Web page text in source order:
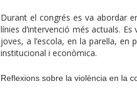
Durant el congrés es va abordar
línies d’intervenció més actuals.
joves, a l’escola, en la parella,
institucional i econòmica.
Reflexions sobre la violència en la